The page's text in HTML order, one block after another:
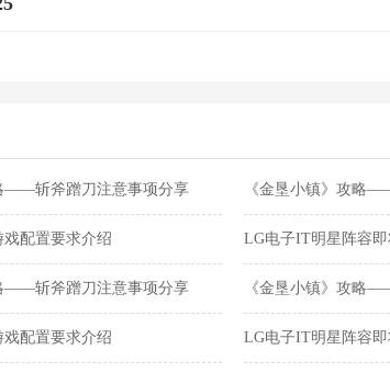
——斩斧蹭刀注意事项分享 《金垦小镇》攻略
配置要求介绍 LG电子IT明星阵容
间
——斩斧蹭刀注意事项分享 《金垦小镇》攻略
配置要求介绍 LG电子IT明星阵容